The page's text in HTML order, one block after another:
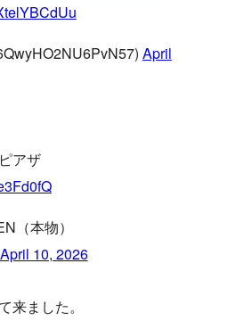
April
アザ
（本物）
April 10, 2026
来ました。